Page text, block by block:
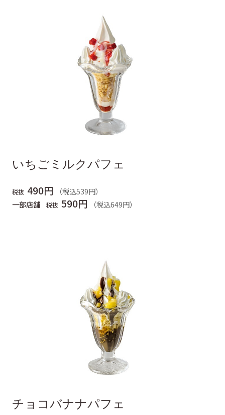
いちごミルクパフェ
税抜 490円
（税込539円）
一部店舗
税抜 590円 （税込649円）
チョコバナナパフェ